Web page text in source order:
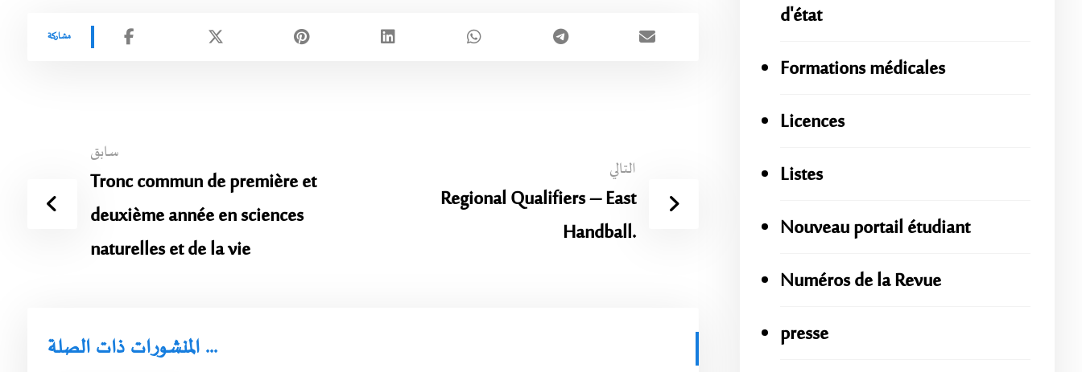
سابق
Tronc commun de première et
deuxième année en sciences
naturelles et de la vie
التالي
Regional Qualifiers – East
Handball.
المنشورات ذات الصلة ...
d'état
Formations médicales
Licences
Listes
Nouveau portail étudiant
Numéros de la Revue
presse